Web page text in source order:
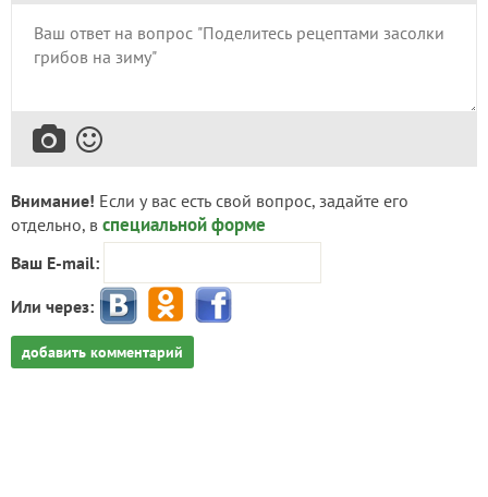
Внимание! Если у вас есть свой вопрос, задайте его
отдельно, в специальной форме
Ваш E-mail:
Или через:
добавить комментарий